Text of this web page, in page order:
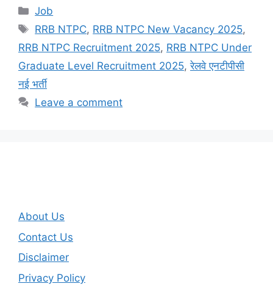
Categories
Job
Tags
RRB NTPC, RRB NTPC New Vacancy 2025,
RRB NTPC Recruitment 2025, RRB NTPC Under
Graduate Level Recruitment 2025,रेलवे एनटीपीसी
नई भर्ती
Leave a comment
About Us
Contact Us
Disclaimer
Privacy Policy